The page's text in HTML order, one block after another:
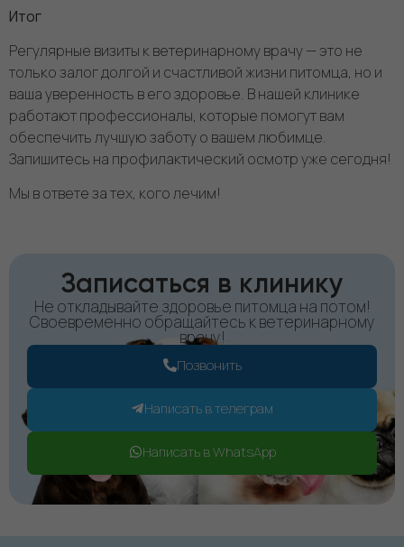
Итог
Регулярные визиты к ветеринарному врачу — это не
только залог долгой и счастливой жизни питомца, но и
ваша уверенность в его здоровье. В нашей клинике
работают профессионалы, которые помогут вам
обеспечить лучшую заботу о вашем любимце.
Запишитесь на профилактический осмотр уже сегодня!
Мы в ответе за тех, кого лечим!
Записаться в клинику
Не откладывайте здоровье питомца на потом!
Своевременно обращайтесь к ветеринарному
врачу!
Позвонить
Написать в телеграм
Написать в WhatsApp